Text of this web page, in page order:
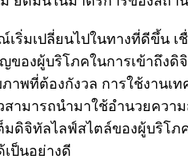
เริ่มเปลี่ยนไปในทางที่ดีขึ้น
ของผู้บริโภคในการเข้าถึง
าพที่ต้องกังวล การใช้งานเ
ามารถนำมาใช้อำนวยควา
มดิจิทัลไลฟ์สไตล์ของผู้บริโ
เป็นอย่างดี